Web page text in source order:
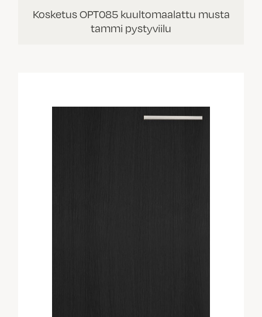
Kosketus OPT085 kuultomaalattu musta
tammi pystyviilu